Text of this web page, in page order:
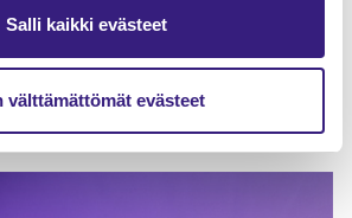
Salli kaikki evästeet
välttämättömät evästeet
omaa pääomaa
kirjaukset